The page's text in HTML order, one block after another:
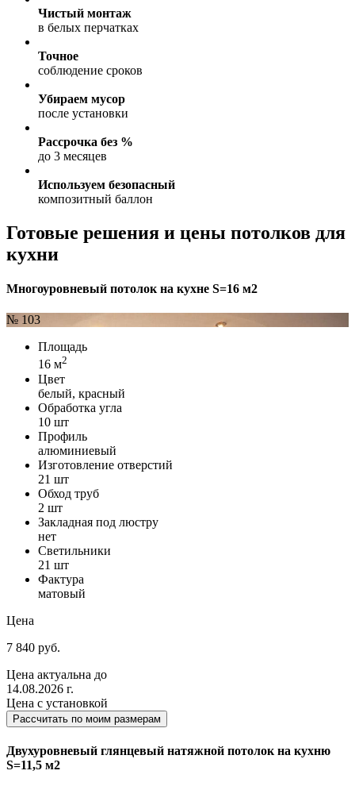
Чистый монтаж
в белых перчатках
Точное
соблюдение сроков
Убираем мусор
после установки
Рассрочка без %
до 3 месяцев
Используем безопасный
композитный баллон
Готовые решения и цены потолков для
кухни
Многоуровневый потолок на кухне S=16 м2
№ 103
Площадь
16 м2
Цвет
белый, красный
Обработка угла
10 шт
Профиль
алюминиевый
Изготовление отверстий
21 шт
Обход труб
2 шт
Закладная под люстру
нет
Светильники
21 шт
Фактура
матовый
Цена
7 840 руб.
Цена актуальна до
14.08.2026 г.
Цена с установкой
Рассчитать по моим размерам
Двухуровневый глянцевый натяжной потолок на кухню
S=11,5 м2